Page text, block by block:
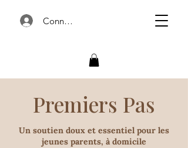
Connexion
Premiers Pas
Un soutien doux et essentiel pour les
jeunes parents, à domicile